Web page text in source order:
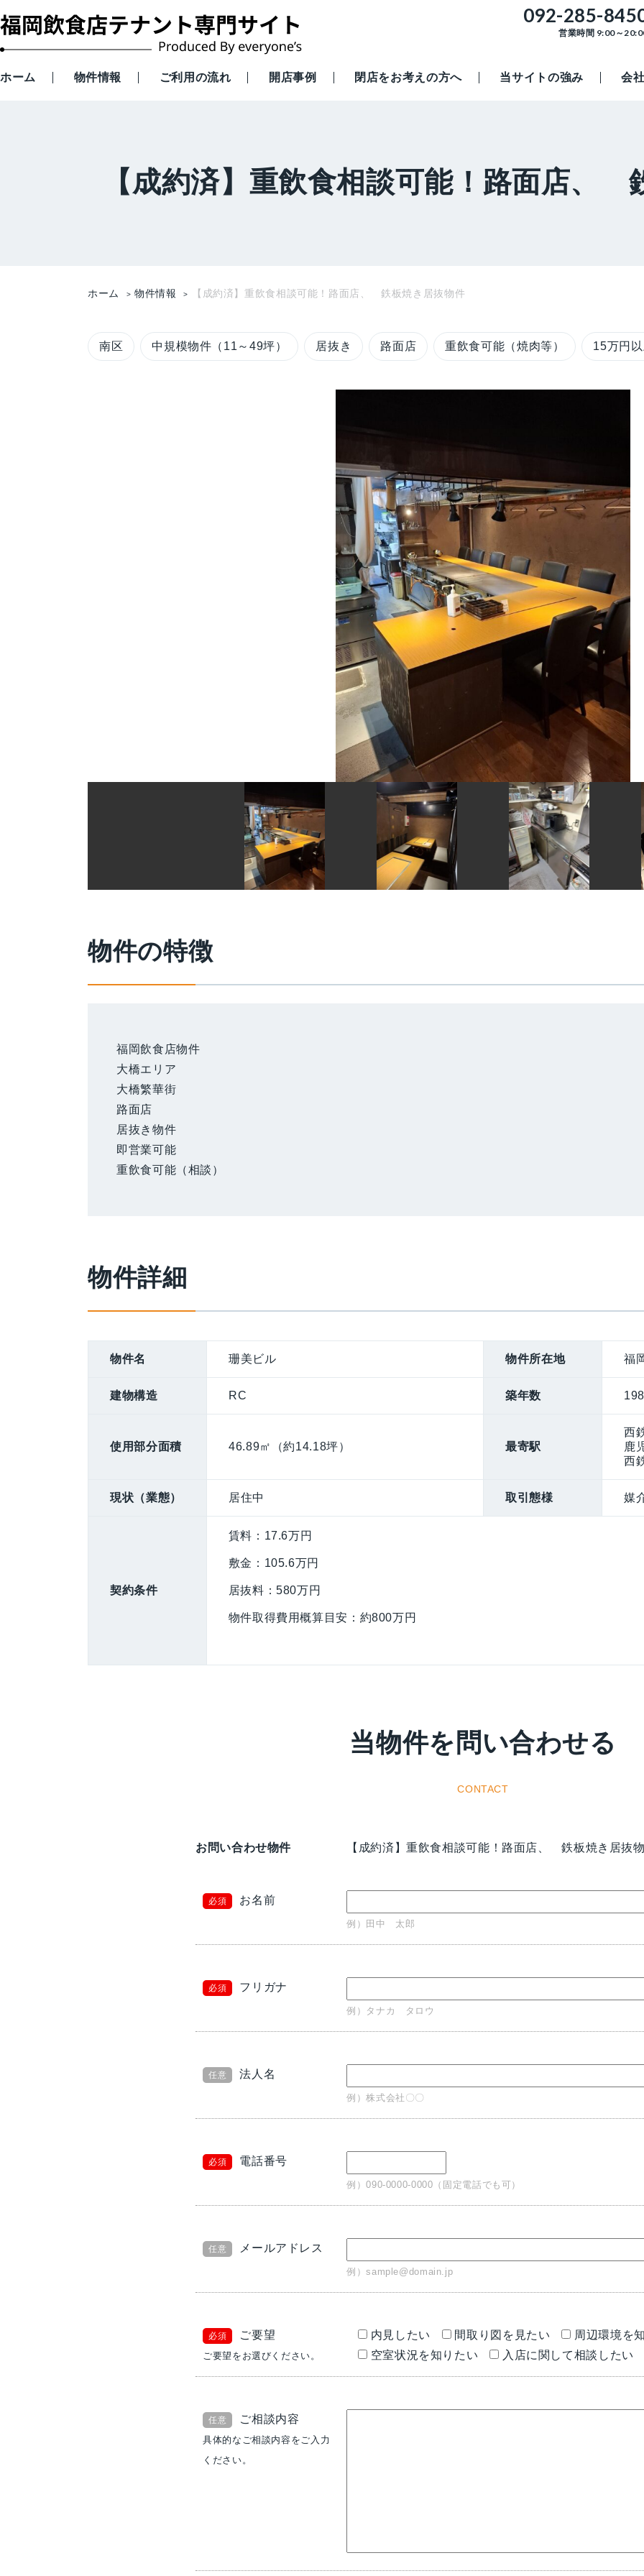
092-285-
営業時間 9:00～
ホーム 物件情報 ご利用の流れ 開店事例 閉店をお考えの方へ 当サイトの強み 会
【成約済】重飲食相談可能！路面店、
ホーム 物件情報 【成約済】重飲食相談可能！路面店、 鉄板焼き居抜物件
南区 中規模物件（11～49坪） 居抜き 路面店 重飲食可能（焼肉等） 15万円
物件の特徴
福岡飲食店物件
大橋エリア
大橋繁華街
路面店
居抜き物件
即営業可能
重飲食可能（相談）
物件詳細
物件名 珊美ビル 物件所在地 福
建物構造 RC 築年数
使用部分面積 46.89㎡（約14.18坪） 最寄駅
西
鹿
西
現状（業態） 居住中 取引態様 媒
契約条件
賃料：17.6万円
敷金：105.6万円
居抜料：580万円
物件取得費用概算目安：約800万円
当物件を問い合わせる
CONTACT
お問い合わせ物件 【成約済】重飲食相談可能！路面店、 鉄板焼き居抜
必須 お名前
例）田中 太郎
必須 フリガナ
例）タナカ タロウ
任意 法人名
例）株式会社〇〇
必須 電話番号
例）090-0000-0000（固定電話でも可）
任意 メールアドレス
例）sample@domain.jp
必須 ご要望
ご要望をお選びください。
内見したい 間取り図を見たい
周辺環境を
空室状況を知りたい
入店に関して相談したい
任意 ご相談内容
具体的なご相談内容をご入力
ください。